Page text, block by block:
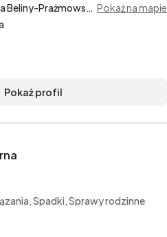
Al. Płk. Władysława Beliny-Prażmowskiego 53/5, Kraków Pokaż na mapie
Pokaż profil
Spadki, Sprawy rodzinne